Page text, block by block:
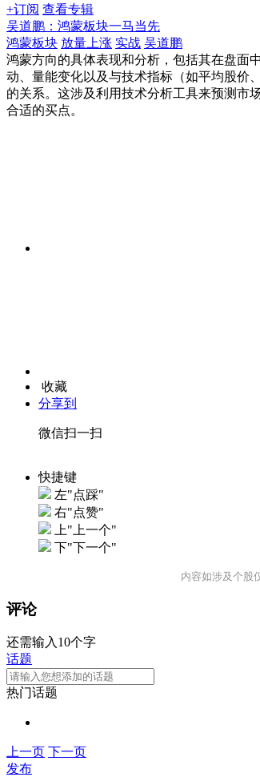
+订阅 查看专辑
吴道鹏：鸿蒙板块一马当先
鸿蒙板块 放量上涨 实战 吴道鹏
鸿蒙方向的具体表现和分析，包括其在盘面
动、量能变化以及与技术指标（如平均股价
的关系。这涉及利用技术分析工具来预测市
合适的买点。
收藏
分享到
微信扫一扫
快捷键
左"点踩"
右"点赞"
上"上一个"
下"下一个"
内容如涉及个股
评论
还需输入10个字
话题
热门话题
上一页 下一页
发布